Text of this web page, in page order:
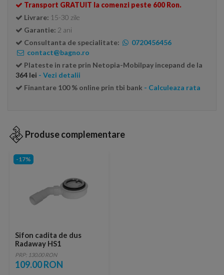
Transport GRATUIT la comenzi peste 600 Ron.
Livrare: 15-30 zile
Garantie: 2 ani
Consultanta de specialitate:
0720456456
contact@bagno.ro
Plateste in rate prin Netopia-Mobilpay incepand de la
364 lei - Vezi detalii
Finantare 100 % online prin tbi bank - Calculeaza rata
Produse complementare
-17%
Sifon cadita de dus
Radaway HS1
PRP: 130.00 RON
109.00 RON